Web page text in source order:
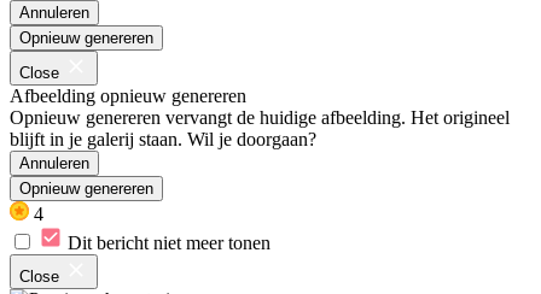
Annuleren
Opnieuw genereren
Close
Afbeelding opnieuw genereren
Opnieuw genereren vervangt de huidige afbeelding. Het origineel
blijft in je galerij staan. Wil je doorgaan?
Annuleren
Opnieuw genereren
4
Dit bericht niet meer tonen
Close